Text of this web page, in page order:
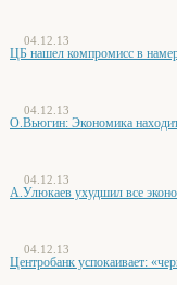
04.12.13
ЦБ нашел компромисс в
04.12.13
О.Вьюгин: Экономика
04.12.13
А.Улюкаев ухудшил все
04.12.13
Центробанк успокаивает: